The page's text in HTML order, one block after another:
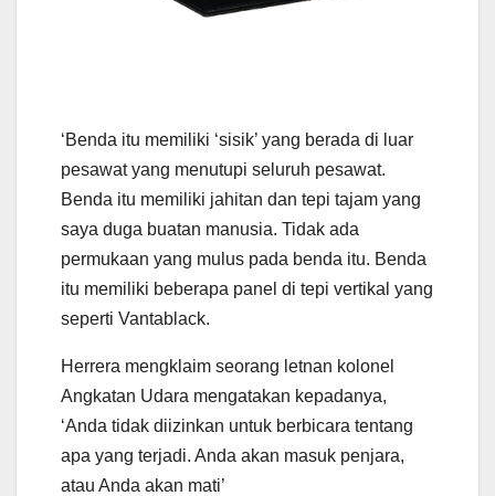
‘Benda itu memiliki ‘sisik’ yang berada di luar
pesawat yang menutupi seluruh pesawat.
Benda itu memiliki jahitan dan tepi tajam yang
saya duga buatan manusia. Tidak ada
permukaan yang mulus pada benda itu. Benda
itu memiliki beberapa panel di tepi vertikal yang
seperti Vantablack.
Herrera mengklaim seorang letnan kolonel
Angkatan Udara mengatakan kepadanya,
‘Anda tidak diizinkan untuk berbicara tentang
apa yang terjadi. Anda akan masuk penjara,
atau Anda akan mati’